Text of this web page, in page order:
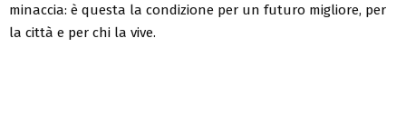
minaccia: è questa la condizione per un futuro migliore, per
la città e per chi la vive.